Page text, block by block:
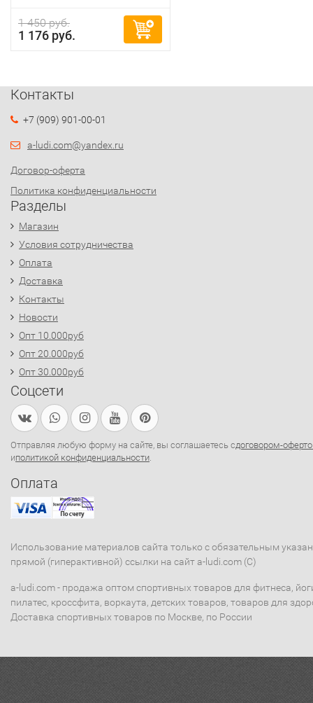
1 450 руб.
1 176 руб.
Контакты
+7 (909) 901-00-01
a-ludi.com@yandex.ru
Договор-оферта
Политика конфиденциальности
Разделы
Магазин
Условия сотрудничества
Оплата
Доставка
Контакты
Новости
Опт 10.000руб
Опт 20.000руб
Опт 30.000руб
Соцсети
Отправляя любую форму на сайте, вы соглашаетесь сдоговором-
иполитикой конфиденциальности.
Оплата
Использование материалов сайта только с обязательным
прямой (гиперактивной) ссылки на сайт a-ludi.com (C)
a-ludi.com - продажа оптом спортивных товаров для фитнеса,
пилатес, кроссфита, воркаута, детских товаров, товаров для
Доставка спортивных товаров по Москве, по России